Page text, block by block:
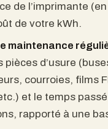
de l’imprimante
de votre kWh.
maintenance
pièces d’usure
courroies, films
et le temps
rapporté à une